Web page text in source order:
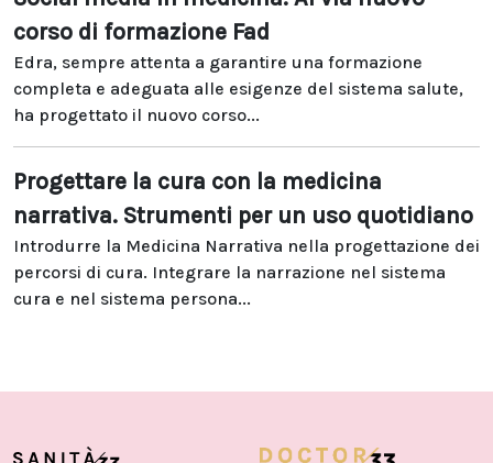
corso di formazione Fad
Edra, sempre attenta a garantire una formazione
completa e adeguata alle esigenze del sistema salute,
ha progettato il nuovo corso...
Progettare la cura con la medicina
narrativa. Strumenti per un uso quotidiano
Introdurre la Medicina Narrativa nella progettazione dei
percorsi di cura. Integrare la narrazione nel sistema
cura e nel sistema persona...